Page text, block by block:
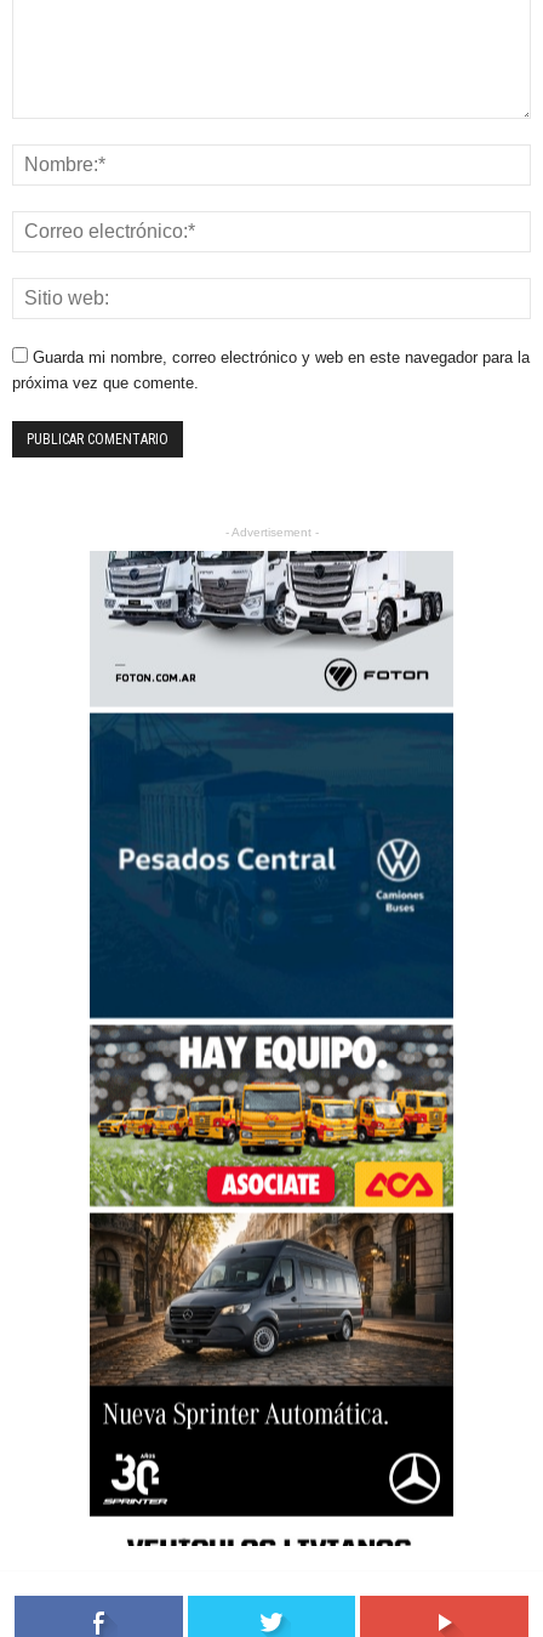
Guarda mi nombre, correo electrónico y web en este navegador para la
próxima vez que comente.
- Advertisement -